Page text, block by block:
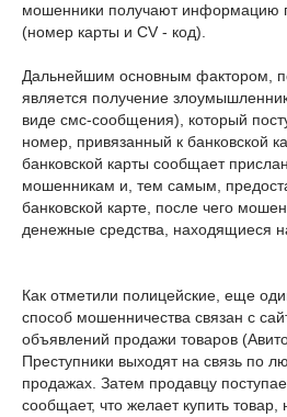
мошенники получают информацию
(номер карты и CV - код).
Дальнейшим основным фактором,
является получение
виде смс-сообщения), который
номер, привязанный к банковской
банковской карты сообщает
мошенникам и, тем самым,
банковской карте, после чего
денежные средства, находящиеся
Как отметили полицейские, еще
способ мошенничества связан с
объявлений продажи товаров
Преступники выходят на связь по
продажах. Затем продавцу
сообщает, что желает купить товар,